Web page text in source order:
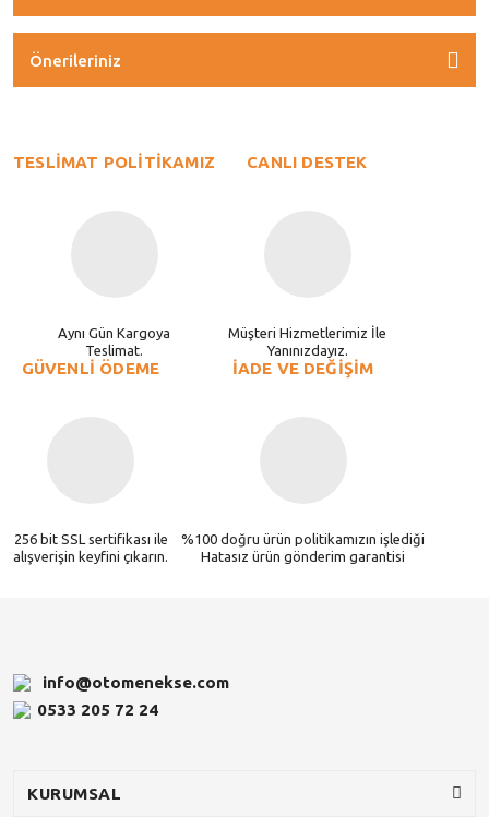
Önerileriniz
TESLİMAT POLİTİKAMIZ
Aynı Gün Kargoya
Teslimat.
CANLI DESTEK
Müşteri Hizmetlerimiz İle
Yanınızdayız.
GÜVENLİ ÖDEME
256 bit SSL sertifikası ile
alışverişin keyfini çıkarın.
İADE VE DEĞİŞİM
%100 doğru ürün politikamızın işlediği
Hatasız ürün gönderim garantisi
info@otomenekse.com
0533 205 72 24
KURUMSAL